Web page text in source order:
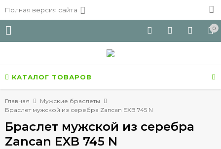
Полная версия сайта
0
КАТАЛОГ ТОВАРОВ
Главная
Мужские браслеты
Браслет мужской из серебра Zancan EXB 745 N
Браслет мужской из серебра
Zancan EXB 745 N